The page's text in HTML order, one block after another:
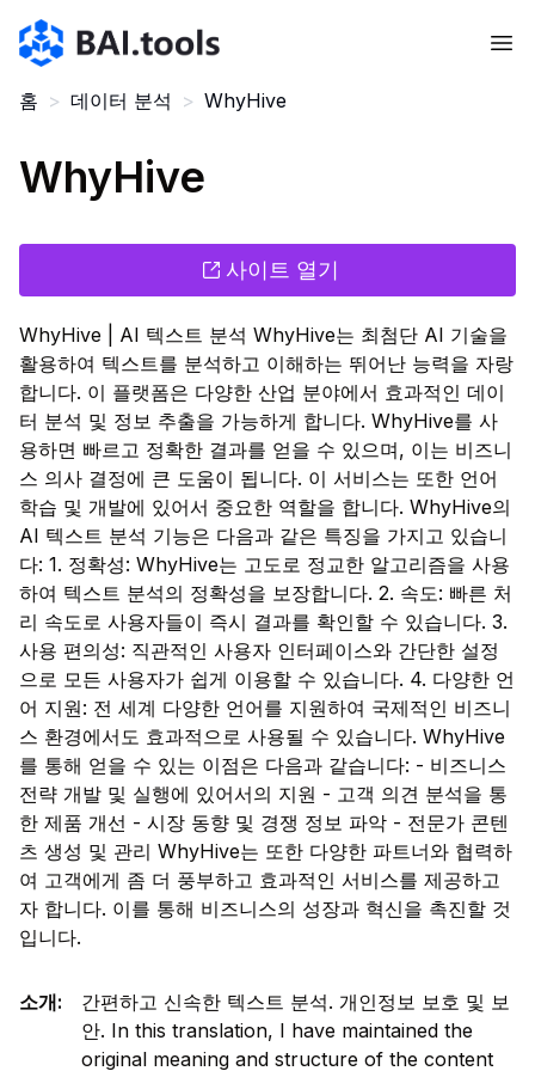
Bai.tools
홈 > 데이터 분석 > WhyHive
WhyHive
사이트 열기
WhyHive | AI 텍스트 분석 WhyHive는 최첨단 AI 기술을
활용하여 텍스트를 분석하고 이해하는 뛰어난 능력을 자랑
합니다. 이 플랫폼은 다양한 산업 분야에서 효과적인 데이
터 분석 및 정보 추출을 가능하게 합니다. WhyHive를 사
용하면 빠르고 정확한 결과를 얻을 수 있으며, 이는 비즈니
스 의사 결정에 큰 도움이 됩니다. 이 서비스는 또한 언어
학습 및 개발에 있어서 중요한 역할을 합니다. WhyHive의
AI 텍스트 분석 기능은 다음과 같은 특징을 가지고 있습니
다: 1. 정확성: WhyHive는 고도로 정교한 알고리즘을 사용
하여 텍스트 분석의 정확성을 보장합니다. 2. 속도: 빠른 처
리 속도로 사용자들이 즉시 결과를 확인할 수 있습니다. 3.
사용 편의성: 직관적인 사용자 인터페이스와 간단한 설정
으로 모든 사용자가 쉽게 이용할 수 있습니다. 4. 다양한 언
어 지원: 전 세계 다양한 언어를 지원하여 국제적인 비즈니
스 환경에서도 효과적으로 사용될 수 있습니다. WhyHive
를 통해 얻을 수 있는 이점은 다음과 같습니다: - 비즈니스
전략 개발 및 실행에 있어서의 지원 - 고객 의견 분석을 통
한 제품 개선 - 시장 동향 및 경쟁 정보 파악 - 전문가 콘텐
츠 생성 및 관리 WhyHive는 또한 다양한 파트너와 협력하
여 고객에게 좀 더 풍부하고 효과적인 서비스를 제공하고
자 합니다. 이를 통해 비즈니스의 성장과 혁신을 촉진할 것
입니다.
소개:
간편하고 신속한 텍스트 분석. 개인정보 보호 및 보
안. In this translation, I have maintained the
original meaning and structure of the content